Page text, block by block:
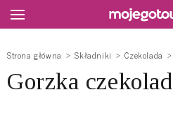
Strona główna Składniki Czekolada
Gorzka